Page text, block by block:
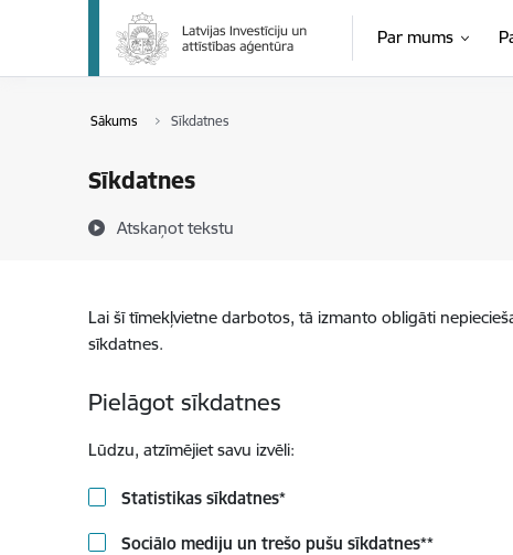
Pāriet uz lapas saturu
Par mums
Sākums Sīkdatnes
Sīkdatnes
Atskaņot tekstu
Lai šī tīmekļvietne darbotos, tā izmanto obligāti
sīkdatnes.
Pielāgot sīkdatnes
Lūdzu, atzīmējiet savu izvēli:
Statistikas sīkdatnes*
Sociālo mediju un trešo pušu sīkdatnes**